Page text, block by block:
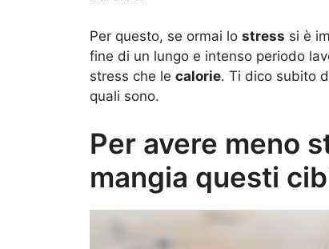
Per questo, se ormai lo stress si è
fine di un lungo e intenso periodo
stress che le calorie. Ti dico subito
quali sono.
Per avere meno
mangia questi